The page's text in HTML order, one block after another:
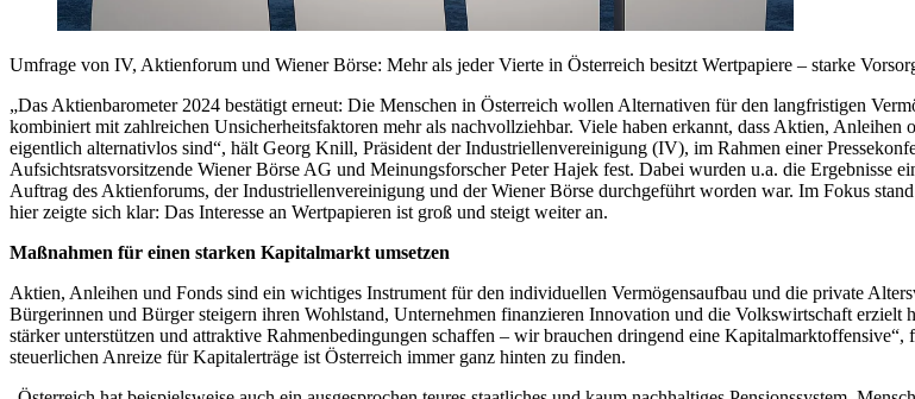
Umfrage von IV, Aktienforum und Wiener Börse: Mehr als jeder Vierte in Österreich besitzt Wertpapiere – starke
„Das Aktienbarometer 2024 bestätigt erneut: Die Menschen in Österreich wollen Alternativen für den langfristigen
kombiniert mit zahlreichen Unsicherheitsfaktoren mehr als nachvollziehbar. Viele haben erkannt, dass Aktien,
eigentlich alternativlos sind“, hält Georg Knill, Präsident der Industriellenvereinigung (IV), im Rahmen einer
Aufsichtsratsvorsitzende Wiener Börse AG und Meinungsforscher Peter Hajek fest. Dabei wurden u.a. die Ergebnisse
Auftrag des Aktienforums, der Industriellenvereinigung und der Wiener Börse durchgeführt worden war. Im Fokus
hier zeigte sich klar: Das Interesse an Wertpapieren ist groß und steigt weiter an.
Maßnahmen für einen starken Kapitalmarkt umsetzen
Aktien, Anleihen und Fonds sind ein wichtiges Instrument für den individuellen Vermögensaufbau und die private
Bürgerinnen und Bürger steigern ihren Wohlstand, Unternehmen finanzieren Innovation und die Volkswirtschaft erzielt
stärker unterstützen und attraktive Rahmenbedingungen schaffen – wir brauchen dringend eine
steuerlichen Anreize für Kapitalerträge ist Österreich immer ganz hinten zu finden.